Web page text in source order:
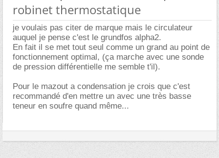
robinet thermostatique
je voulais pas citer de marque mais le circulateur
auquel je pense c'est le grundfos alpha2.
En fait il se met tout seul comme un grand au point de
fonctionnement optimal, (ça marche avec une sonde
de pression différentielle me semble t'il).
Pour le mazout a condensation je crois que c'est
recommandé d'en mettre un avec une très basse
teneur en soufre quand même...